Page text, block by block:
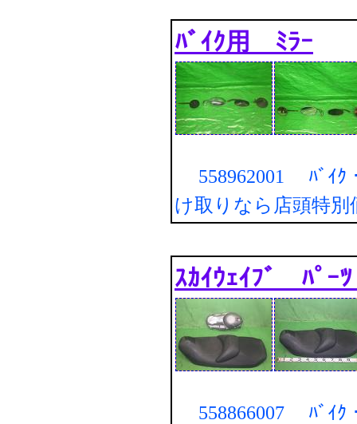
ﾊﾞｲｸ用 ﾐﾗｰ
558962001 ﾊﾞｲｸ
け取りなら店頭特別
ｽｶｲｳｪｲﾌﾞ ﾊﾟｰ
558866007 ﾊﾞｲｸ